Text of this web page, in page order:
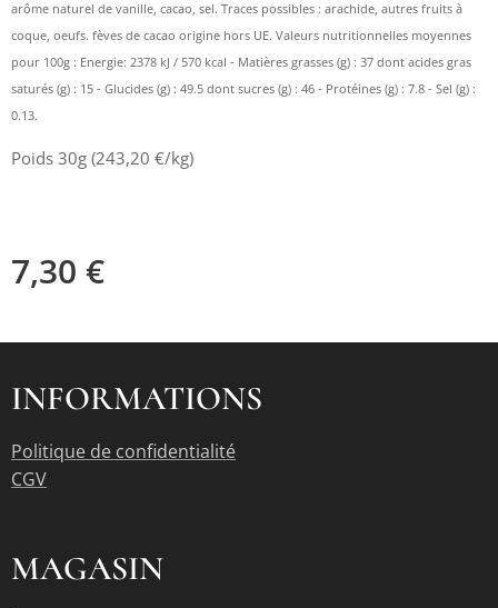
arôme naturel de vanille, cacao, sel. Traces possibles : arachide, autres fruits à
coque, oeufs. fèves de cacao origine hors UE. Valeurs nutritionnelles moyennes
pour 100g : Energie: 2378 kJ / 570 kcal - Matières grasses (g) : 37 dont acides gras
saturés (g) : 15 - Glucides (g) : 49.5 dont sucres (g) : 46 - Protéines (g) : 7.8 - Sel (g) :
0.13.
Poids 30g (243,20 €/kg)
7,30 €
INFORMATIONS
Politique de confidentialité
CGV
MAGASIN